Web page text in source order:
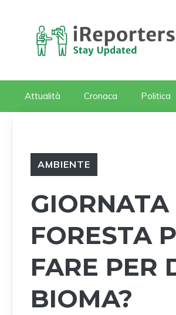
contenuto
Attualità Cronaca Politica
AMBIENTE
FORESTA
FARE PER
BIOMA?